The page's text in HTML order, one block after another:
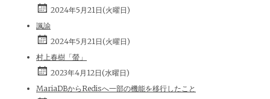
2024年5月21日(火曜日)
諷諭
2024年5月21日(火曜日)
村上春樹「螢」
2023年4月12日(水曜日)
MariaDBからRedisへ一部の機能を移行したこと